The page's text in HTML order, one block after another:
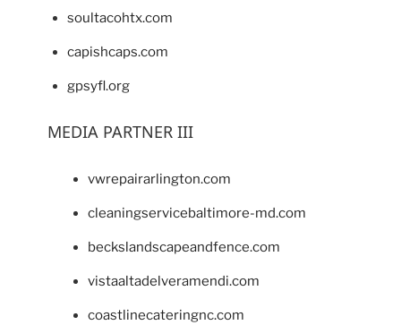
soultacohtx.com
capishcaps.com
gpsyfl.org
MEDIA PARTNER III
vwrepairarlington.com
cleaningservicebaltimore-md.com
beckslandscapeandfence.com
vistaaltadelveramendi.com
coastlinecateringnc.com